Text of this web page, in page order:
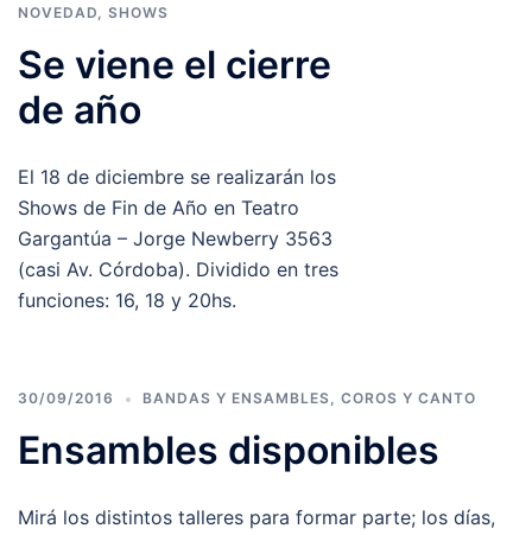
NOVEDAD, SHOWS
Se viene el cierre
de año
El 18 de diciembre se realizarán los
Shows de Fin de Año en Teatro
Gargantúa – Jorge Newberry 3563
(casi Av. Córdoba). Dividido en tres
funciones: 16, 18 y 20hs.
30/09/2016 BANDAS Y ENSAMBLES, COROS Y CANTO
Ensambles disponibles
Mirá los distintos talleres para formar parte; los días,